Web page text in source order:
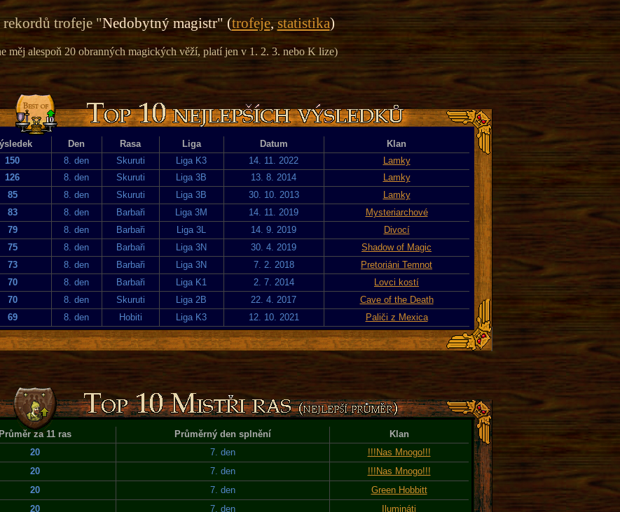
trofeje "Nedobytný magistr" (trofeje,statistika)
měj alespoň 20 obranných magických věží, platí jen v 1. 2. 3. nebo K lize)
Den Rasa Liga Datum
Klan
150 8. den Skuruti Liga K3 14. 11. 2022
Lamky
126 8. den Skuruti Liga 3B 13. 8. 2014
Lamky
85 8. den Skuruti Liga 3B 30. 10. 2013
Lamky
83 8. den Barbaři Liga 3M 14. 11. 2019
Mysteriarchové
79 8. den Barbaři Liga 3L 14. 9. 2019
Divocí
75 8. den Barbaři Liga 3N 30. 4. 2019
Shadow of Magic
73 8. den Barbaři Liga 3N 7. 2. 2018
Pretoriáni Temnot
70 8. den Barbaři Liga K1 2. 7. 2014
Lovci kostí
70 8. den Skuruti Liga 2B 22. 4. 2017
Cave of the Death
69 8. den Hobiti Liga K3 12. 10. 2021 Paliči z Mexica
Průměr za 11 ras Průměrný den splnění
Klan
20 7. den
!!!Nas Mnogo!!!
20 7. den
!!!Nas Mnogo!!!
20 7. den
Green Hobbitt
20 7. den
Ilumináti